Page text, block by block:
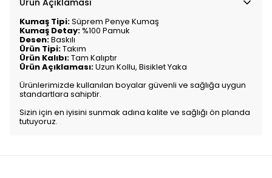
Kumaş Tipi:Süprem Penye Kumaş
Kumaş Detay:%100 Pamuk
Desen:Baskılı
Ürün Tipi:Takım
Ürün Kalıbı:Tam Kalıptır
Ürün Açıklaması:Uzun Kollu, Bisiklet Yaka
Ürünlerimizde kullanılan boyalar güvenli ve sağlığa uygun
standartlara sahiptir.
Sizin için en iyisini sunmak adına kalite ve sağlığı ön planda
tutuyoruz.